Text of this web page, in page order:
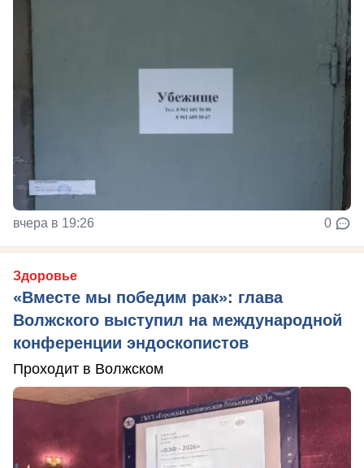
вчера в 19:26 0
Здоровье
«Вместе мы победим рак»: глава
Волжского выступил на международной
конференции эндоскопистов
Проходит в Волжском